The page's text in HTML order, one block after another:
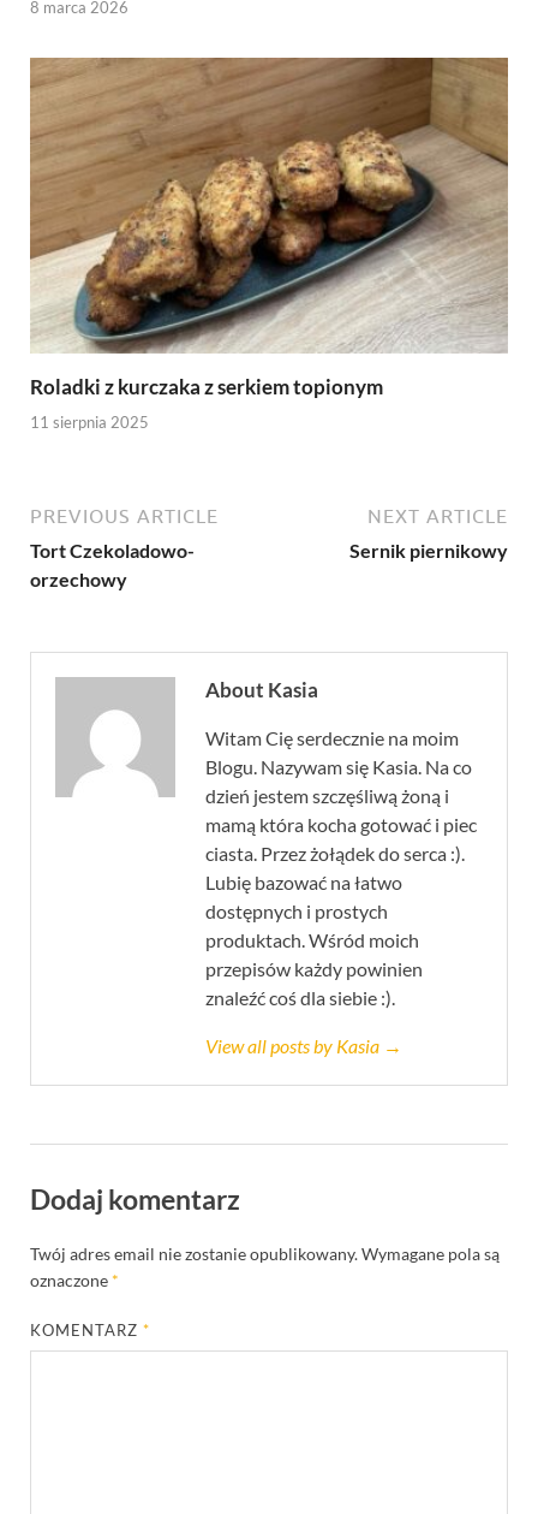
8 marca 2026
Roladki z kurczaka z serkiem topionym
11 sierpnia 2025
PREVIOUS ARTICLE
Tort Czekoladowo-
orzechowy
NEXT ARTICLE
Sernik piernikowy
About Kasia
Witam Cię serdecznie na moim
Blogu. Nazywam się Kasia. Na co
dzień jestem szczęśliwą żoną i
mamą która kocha gotować i piec
ciasta. Przez żołądek do serca :).
Lubię bazować na łatwo
dostępnych i prostych
produktach. Wśród moich
przepisów każdy powinien
znaleźć coś dla siebie :).
View all posts by Kasia →
Dodaj komentarz
Twój adres email nie zostanie opublikowany.Wymagane pola są
oznaczone *
KOMENTARZ*